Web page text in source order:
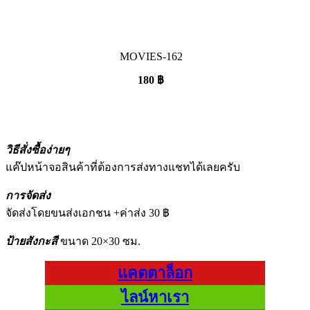
MOVIES-162
180 ฿
วิธีสั่งซื้อง่ายๆ
แค๊ปหน้าจอสินค้าที่ต้องการส่งทางแชทได้เลยครับ
การจัดส่ง
จัดส่งโดยขนส่งเอกชน +ค่าส่ง 30 ฿
ป้ายสังกะสีขนาด 20×30 ซม.
แคตตาล็อก
ไลน์หาเรา